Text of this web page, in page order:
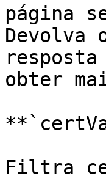
página
Devolva
obter
Filtra